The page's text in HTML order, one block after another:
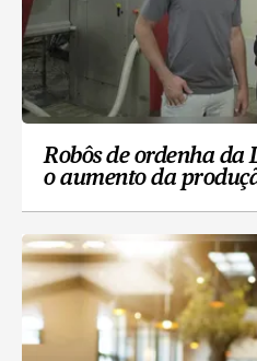
Robôs de ordenha
o aumento da